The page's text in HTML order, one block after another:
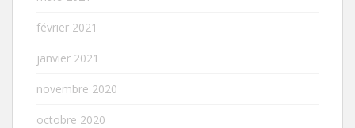
février 2021
janvier 2021
novembre 2020
octobre 2020